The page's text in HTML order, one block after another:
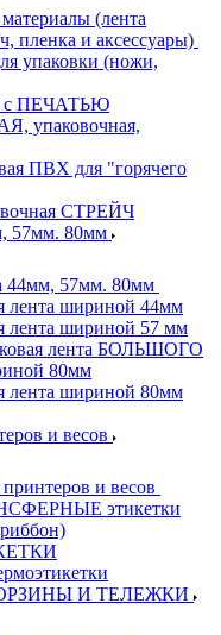
(лента
пленка и аксессуары)
упаковки (ножи,
с ПЕЧАТЬЮ
упаковочная,
ПВХ для "горячего
СТРЕЙЧ
57мм. 80мм
44мм, 57мм. 80мм
лента шириной 44мм
лента шириной 57 мм
лента БОЛЬШОГО
80мм
лента шириной 80мм
и весов
и весов
этикетки
риббон)
И ТЕЛЕЖКИ